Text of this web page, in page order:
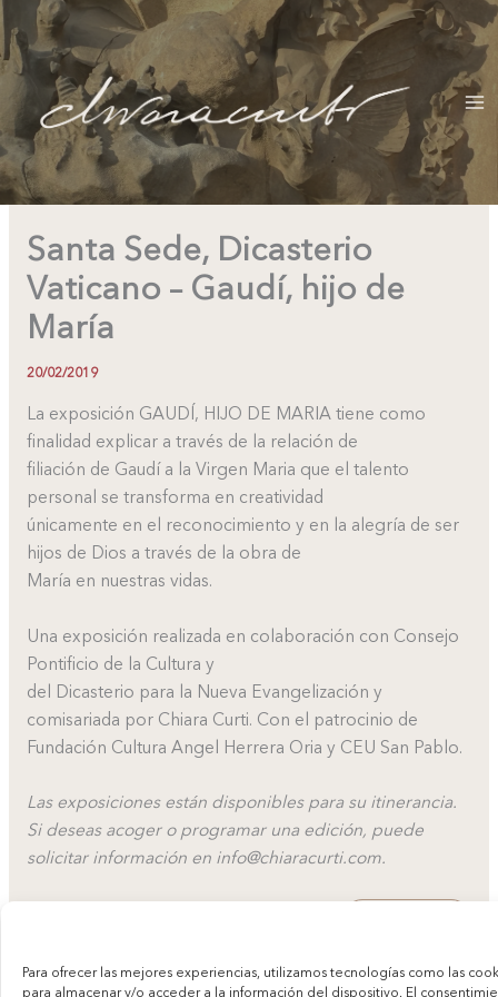
Para ofrecer las mejores experiencias, utilizamos tecnologías como las
para almacenar y/o acceder a la información del dispositivo. El
Ir
al
contenido
Santa Sede, Dicasterio
Vaticano – Gaudí, hijo de
María
20/02/2019
La exposición GAUDÍ, HIJO DE MARIA tiene como
finalidad explicar a través de la relación de
filiación de Gaudí a la Virgen Maria que el talento
personal se transforma en creatividad
únicamente en el reconocimiento y en la alegría de ser
hijos de Dios a través de la obra de
María en nuestras vidas.
Una exposición realizada en colaboración con Consejo
Pontificio de la Cultura y
del Dicasterio para la Nueva Evangelización y
comisariada por Chiara Curti. Con el patrocinio de
Fundación Cultura Angel Herrera Oria y CEU San Pablo.
Las exposiciones están disponibles para su itinerancia.
Si deseas acoger o programar una edición, puede
solicitar información en info@chiaracurti.com.